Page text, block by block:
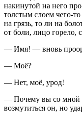
накинутой на него
толстым слоем чего-
на грязь, то ли на
от боли, лицо горело,
— Имя! — вновь
— Моё?
— Нет, моё, урод!
— Почему вы со мной
возмутиться он, но